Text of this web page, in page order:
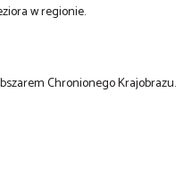
w regionie.
Chronionego Krajobrazu.